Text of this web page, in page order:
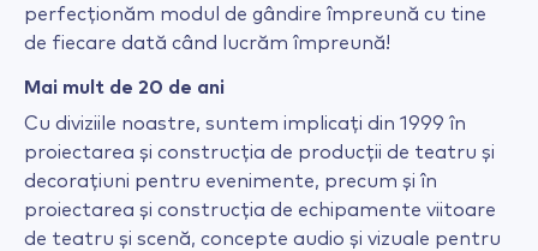
perfecționăm modul de gândire împreună cu tine
de fiecare dată când lucrăm împreună!
Mai mult de 20 de ani
Cu diviziile noastre, suntem implicați din 1999 în
proiectarea și construcția de producții de teatru și
decorațiuni pentru evenimente, precum și în
proiectarea și construcția de echipamente viitoare
de teatru și scenă, concepte audio și vizuale pentru